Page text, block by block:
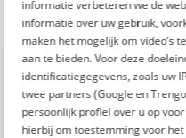
informatie verbeteren we de
informatie over uw gebruik,
maken het mogelijk om video’s
aan te bieden. Voor deze
identificatiegegevens, zoals uw
twee partners (Google en
persoonlijk profiel over u op
hierbij om toestemming voor
De Fitte